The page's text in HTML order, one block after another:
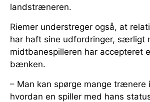
landstræneren.
Riemer understreger også, at
har haft sine udfordringer, særligt
midtbanespilleren har accepteret
bænken.
– Man kan spørge mange trænere
hvordan en spiller med hans